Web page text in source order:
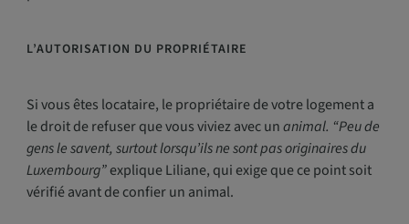
L’AUTORISATION DU PROPRIÉTAIRE
Si vous êtes locataire, le propriétaire de votre logement a
le droit de refuser que vous viviez avec unanimal. “Peu de
gens le savent, surtout lorsqu’ils ne sont pas originaires du
Luxembourg”explique Liliane, qui exige que ce point soit
vérifié avant de confier un animal.